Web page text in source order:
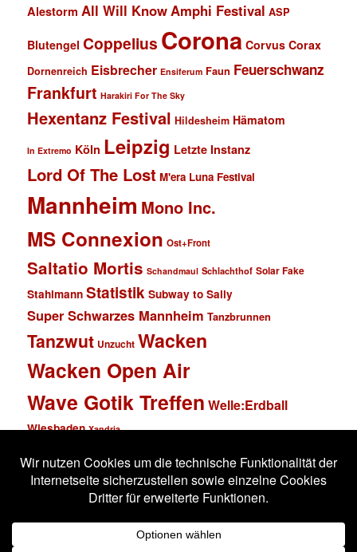
Alestorm All Will KnowAmphi Festival ASP
Blutengel Coppelius Corona Corvus Corax
Dornenreich Eisbrecher Ensiferum Faun Feuerschwanz
Frankfurt Harakiri For The Sky
Hexentanz Festival Hildesheim Hämatom
In Extremo Köln Leipzig Letzte Instanz
Lord Of The Lost M'era Luna Festival
Mannheim Mono Inc.
MS Connexion Ost+Front
Saltatio Mortis Schandmaul Schlachthof Solar Fake
Stahlmann Statistik Subway to Sally
Super Schwarzes Mannheim Tanzbrunnen
Tanzwut Unzucht Wacken
Wacken Open Air
Wave Gotik Treffen Welle:Erdball
Wiesbaden Xandria
Impressum